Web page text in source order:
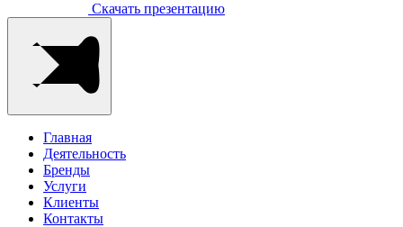
Скачать презентацию
Главная
Деятельность
Бренды
Услуги
Клиенты
Контакты